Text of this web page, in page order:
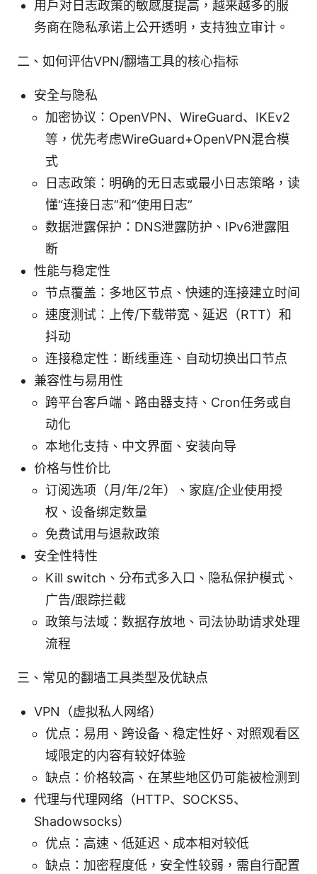
用户对日志政策的敏感度提高，越来越多的服
务商在隐私承诺上公开透明，支持独立审计。
二、如何评估VPN/翻墙工具的核心指标
安全与隐私
加密协议：OpenVPN、WireGuard、IKEv2
等，优先考虑WireGuard+OpenVPN混合模
式
日志政策：明确的无日志或最小日志策略，读
懂“连接日志”和“使用日志”
数据泄露保护：DNS泄露防护、IPv6泄露阻
断
性能与稳定性
节点覆盖：多地区节点、快速的连接建立时间
速度测试：上传/下载带宽、延迟（RTT）和
抖动
连接稳定性：断线重连、自动切换出口节点
兼容性与易用性
跨平台客户端、路由器支持、Cron任务或自
动化
本地化支持、中文界面、安装向导
价格与性价比
订阅选项（月/年/2年）、家庭/企业使用授
权、设备绑定数量
免费试用与退款政策
安全性特性
Kill switch、分布式多入口、隐私保护模式、
广告/跟踪拦截
政策与法域：数据存放地、司法协助请求处理
流程
三、常见的翻墙工具类型及优缺点
VPN（虚拟私人网络）
优点：易用、跨设备、稳定性好、对照观看区
域限定的内容有较好体验
缺点：价格较高、在某些地区仍可能被检测到
代理与代理网络（HTTP、SOCKS5、
Shadowsocks）
优点：高速、低延迟、成本相对较低
缺点：加密程度低，安全性较弱，需自行配置